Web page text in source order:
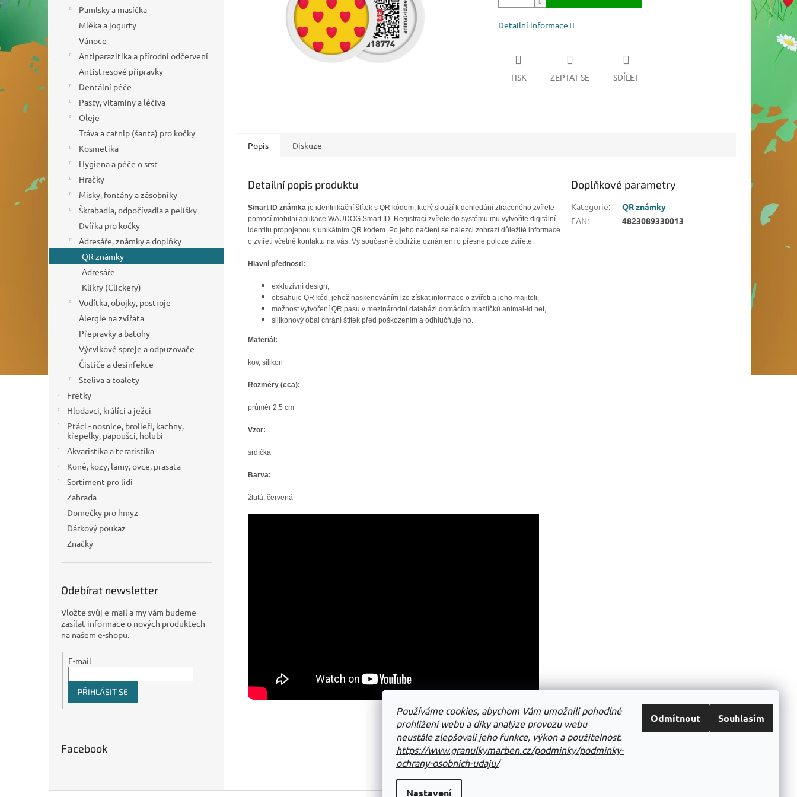
Používáme cookies, abychom Vám umožnili pohodlné
prohlížení webu a díky analýze provozu webu
neustále zlepšovali jeho funkce, výkon a použitelnost.
https://www.granulkymarben.cz/podminky/podminky-
ochrany-osobnich-udaju/
Nastavení
Odmítnout Souhlasím
Pamlsky a masíčka
Mléka a jogurty
Vánoce
Antiparazitika a přírodní odčervení
Antistresové přípravky
Dentální péče
Pasty, vitamíny a léčiva
Oleje
Tráva a catnip (šanta) pro kočky
Kosmetika
Hygiena a péče o srst
Hračky
Misky, fontány a zásobníky
Škrabadla, odpočívadla a pelíšky
Dvířka pro kočky
Adresáře, známky a doplňky
QR známky
Adresáře
Klikry (Clickery)
Vodítka, obojky, postroje
Alergie na zvířata
Přepravky a batohy
Výcvikové spreje a odpuzovače
Čističe a desinfekce
Steliva a toalety
Fretky
Hlodavci, králíci a ježci
Ptáci - nosnice, broileři, kachny,
křepelky, papoušci, holubi
Akvaristika a teraristika
Koně, kozy, lamy, ovce, prasata
Sortiment pro lidi
Zahrada
Domečky pro hmyz
Dárkový poukaz
Značky
Odebírat newsletter
Vložte svůj e-mail a my vám budeme
zasílat informace o nových produktech
na našem e-shopu.
E-mail
PŘIHLÁSIT SE
Facebook
Detailní informace
TISK ZEPTAT SE SDÍLET
Popis Diskuze
Detailní popis produktu
Smart ID známka je identifikační štítek s QR kódem, který slouží k dohledání ztraceného zvířete
pomocí mobilní aplikace WAUDOG Smart ID. Registrací zvířete do systému mu vytvoříte digitální
identitu propojenou s unikátním QR kódem. Po jeho načtení se nálezci zobrazí důležité informace
o zvířeti včetně kontaktu na vás. Vy současně obdržíte oznámení o přesné poloze zvířete.
Hlavní přednosti:
exkluzivní design,
obsahuje QR kód, jehož naskenováním lze získat informace o zvířeti a jeho majiteli,
možnost vytvoření QR pasu v mezinárodní databázi domácích mazlíčků animal-id.net,
silikonový obal chrání štítek před poškozením a odhlučňuje ho.
Materiál:
kov, silikon
Rozměry (cca):
průměr 2,5 cm
Vzor:
srdíčka
Barva:
žlutá, červená
Doplňkové parametry
Kategorie:
QR známky
EAN: 4823089330013